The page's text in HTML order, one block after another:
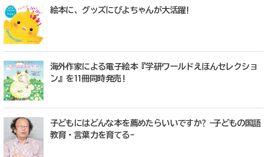
絵本に、グッズにぴよちゃんが大活躍!
海外作家による電子絵本『学研ワールドえほんセレクショ
ン』を11冊同時発売!
子どもにはどんな本を薦めたらいいですか? -子どもの国語
教育・言葉力を育てる-